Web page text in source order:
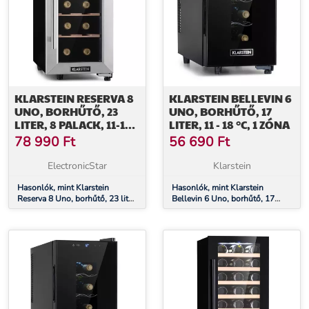
KLARSTEIN RESERVA 8
UNO, BORHŰTŐ, 23
LITER, 8 PALACK, 11-18 °
C, 26 DB,
ROZSDAMENTES ACÉL
78 990 Ft
ElectronicStar
Hasonlók, mint Klarstein
Reserva 8 Uno, borhűtő, 23 liter,
8 palack, 11-18 ° C, 26 dB,
KLARSTEIN BELLEVIN 6
UNO, BORHŰTŐ, 17
LITER, 11 - 18 °C, 1 ZÓNA
56 690 Ft
Klarstein
Hasonlók, mint Klarstein
Bellevin 6 Uno, borhűtő, 17
liter, 11 - 18 °C, 1 zóna